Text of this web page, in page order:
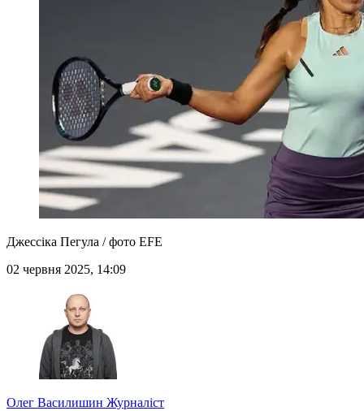
Джессіка Пегула / фото EFE
02 червня 2025, 14:09
Олег Василишин Журналіст